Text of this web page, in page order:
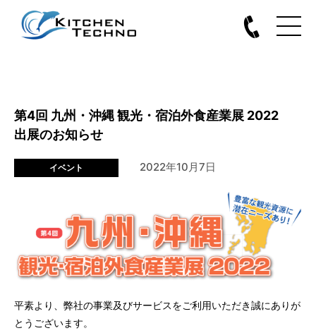
第4回 九州・沖縄 観光・宿泊外食産業展 2022
出展のお知らせ
イベント 2022年10月7日
平素より、弊社の事業及びサービスをご利用いただき誠にありが
とうございます。